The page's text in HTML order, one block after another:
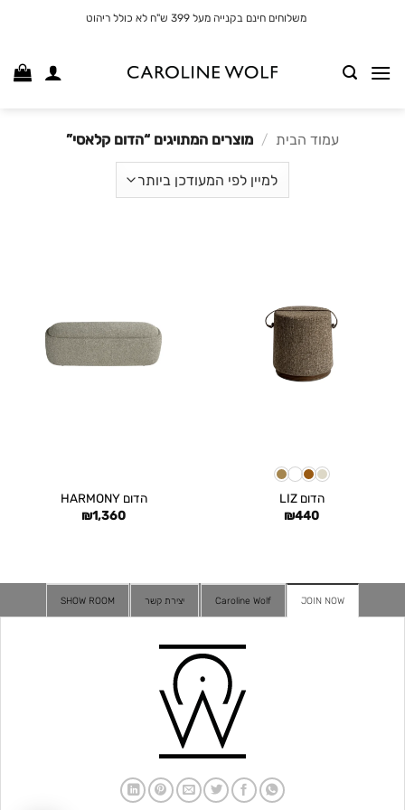
משלוחים חינם בקנייה מעל 399 ש"ח לא כולל ריהוט
עמוד הבית / מוצרים המתויגים “הדום קלאסי”
הדום LIZ
₪440
הדום HARMONY
₪1,360
JOIN NOW
Caroline Wolf יצירת קשר SHOW ROOM